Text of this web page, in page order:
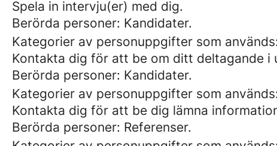
Spela in intervju(er) med dig.
Berörda personer: Kandidater.
Kategorier av personuppgifter som
Kontakta dig för att be om ditt deltagande i
Berörda personer: Kandidater.
Kategorier av personuppgifter som
Kontakta dig för att be dig lämna
Berörda personer: Referenser.